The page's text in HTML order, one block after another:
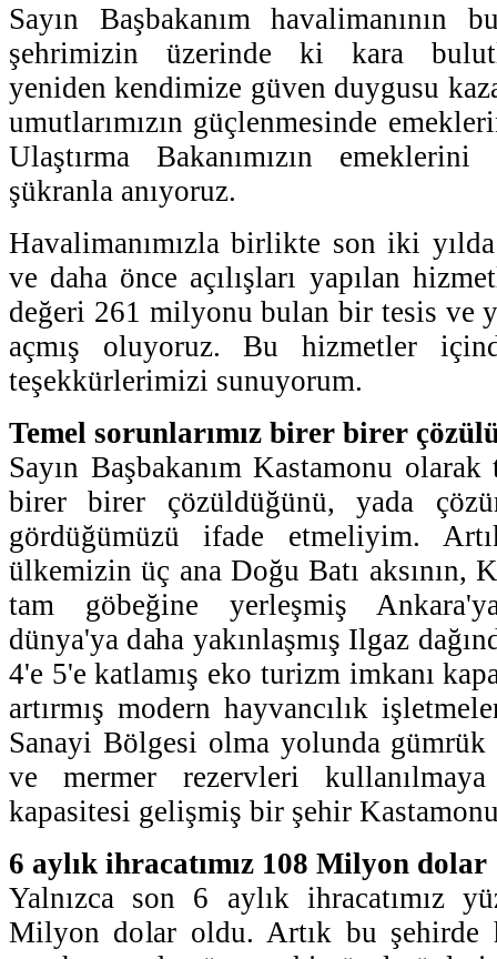
Sayın Başbakanım havalimanının
şehrimizin üzerinde ki kara
yeniden kendimize güven duygusu
umutlarımızın güçlenmesinde
Ulaştırma Bakanımızın
şükranla anıyoruz.
Havalimanımızla birlikte son iki yılda
ve daha önce açılışları yapılan
değeri 261 milyonu bulan bir tesis ve
açmış oluyoruz. Bu hizmetler
teşekkürlerimizi sunuyorum.
Temel sorunlarımız birer birer
Sayın Başbakanım Kastamonu olarak
birer birer çözüldüğünü, yada
gördüğümüzü ifade etmeliyim.
ülkemizin üç ana Doğu Batı aksının,
tam göbeğine yerleşmiş
dünya'ya daha yakınlaşmış Ilgaz
4'e 5'e katlamış eko turizm imkanı
artırmış modern hayvancılık
Sanayi Bölgesi olma yolunda gümrük
ve mermer rezervleri kullanılmaya
kapasitesi gelişmiş bir şehir
6 aylık ihracatımız 108 Milyon dolar
Yalnızca son 6 aylık ihracatımız
Milyon dolar oldu. Artık bu şehirde